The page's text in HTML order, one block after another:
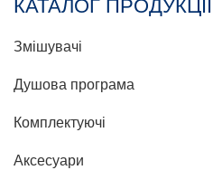
КАТАЛОГ ПРОДУКЦІЇ
Змішувачі
Душова програма
Комплектуючі
Аксесуари